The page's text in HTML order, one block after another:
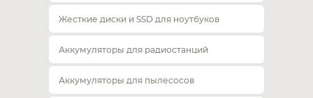
Жесткие диски и SSD для ноутбуков
Аккумуляторы для радиостанций
Аккумуляторы для пылесосов